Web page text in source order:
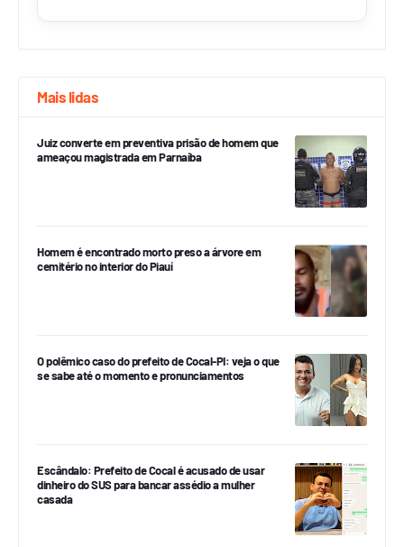
Mais lidas
Juiz converte em preventiva prisão de homem que
ameaçou magistrada em Parnaíba
Homem é encontrado morto preso a árvore em
cemitério no interior do Piauí
O polêmico caso do prefeito de Cocal-PI: veja o que
se sabe até o momento e pronunciamentos
Escândalo: Prefeito de Cocal é acusado de usar
dinheiro do SUS para bancar assédio a mulher
casada